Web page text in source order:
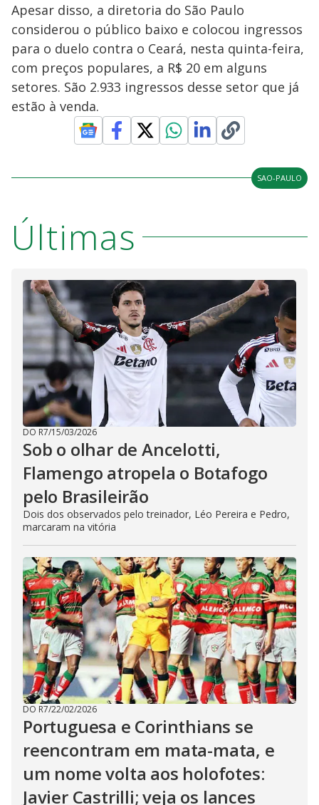
Apesar disso, a diretoria do São Paulo
considerou o público baixo e colocou ingressos
para o duelo contra o Ceará, nesta quinta-feira,
com preços populares, a R$ 20 em alguns
setores. São 2.933 ingressos desse setor que já
estão à venda.
SAO-PAULO
Últimas
DO R7/15/03/2026
Sob o olhar de Ancelotti,
Flamengo atropela o Botafogo
pelo Brasileirão
Dois dos observados pelo treinador, Léo Pereira e Pedro,
marcaram na vitória
DO R7/22/02/2026
Portuguesa e Corinthians se
reencontram em mata-mata, e
um nome volta aos holofotes:
Javier Castrilli; veja os lances